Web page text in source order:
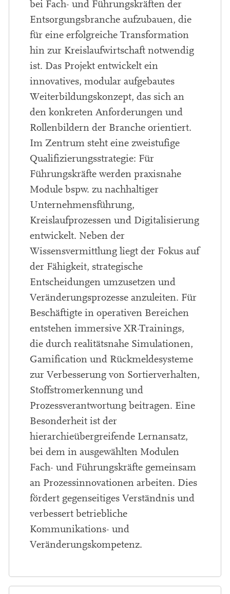
bei Fach- und Führungskräften der
Entsorgungsbranche aufzubauen, die
für eine erfolgreiche Transformation
hin zur Kreislaufwirtschaft notwendig
ist. Das Projekt entwickelt ein
innovatives, modular aufgebautes
Weiterbildungskonzept, das sich an
den konkreten Anforderungen und
Rollenbildern der Branche orientiert.
Im Zentrum steht eine zweistufige
Qualifizierungsstrategie: Für
Führungskräfte werden praxisnahe
Module bspw. zu nachhaltiger
Unternehmensführung,
Kreislaufprozessen und Digitalisierung
entwickelt. Neben der
Wissensvermittlung liegt der Fokus auf
der Fähigkeit, strategische
Entscheidungen umzusetzen und
Veränderungsprozesse anzuleiten. Für
Beschäftigte in operativen Bereichen
entstehen immersive XR-Trainings,
die durch realitätsnahe Simulationen,
Gamification und Rückmeldesysteme
zur Verbesserung von Sortierverhalten,
Stoffstromerkennung und
Prozessverantwortung beitragen. Eine
Besonderheit ist der
hierarchieübergreifende Lernansatz,
bei dem in ausgewählten Modulen
Fach- und Führungskräfte gemeinsam
an Prozessinnovationen arbeiten. Dies
fördert gegenseitiges Verständnis und
verbessert betriebliche
Kommunikations- und
Veränderungskompetenz.